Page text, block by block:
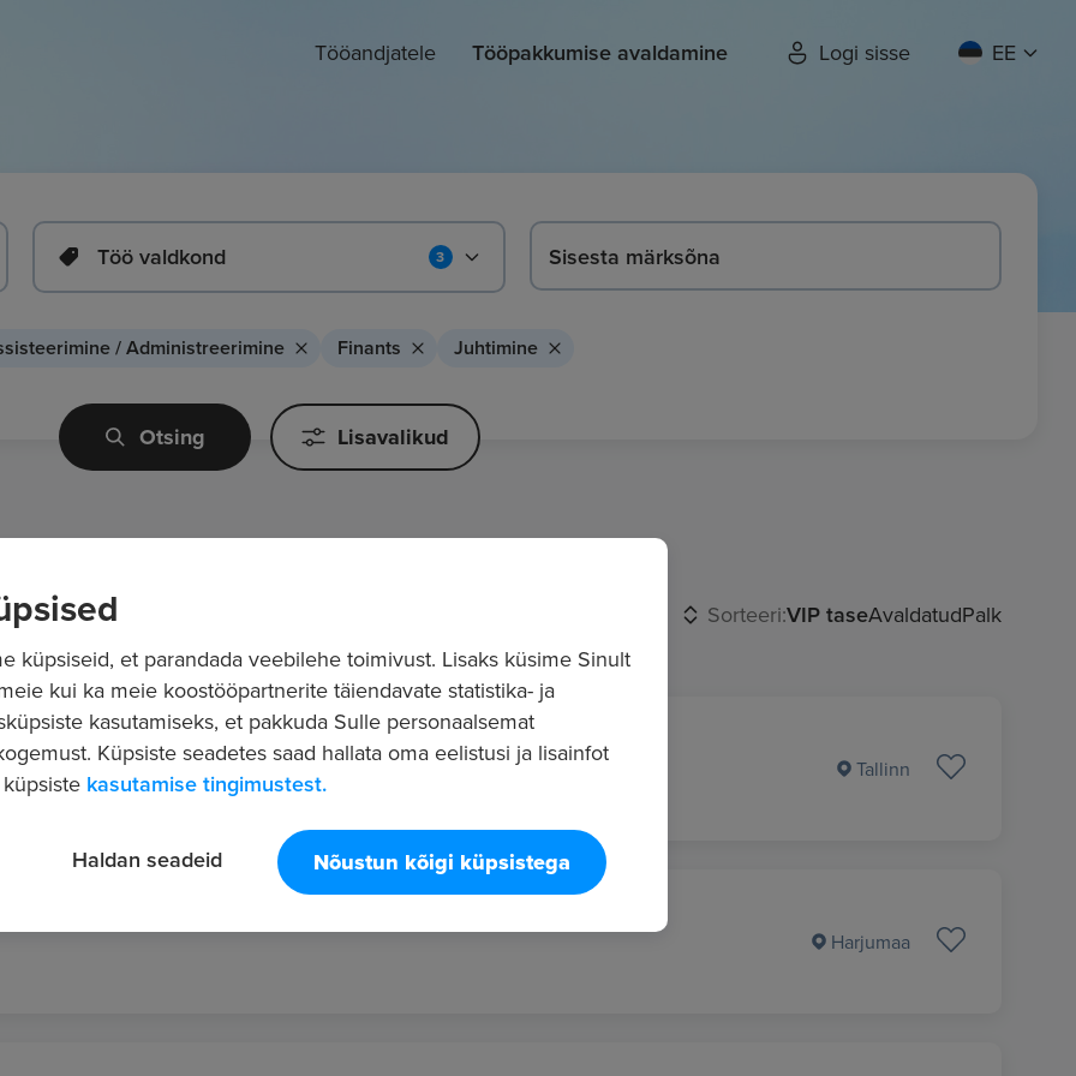
Tööandjatele Tööpakkumise avaldamine Logi sisse EE
Töö valdkond 3
/ Administreerimine Finants Juhtimine
Otsing Lisavalikud
Sorteeri:VIP taseAvaldatudPalk
Tallinn
Harjumaa
küpsiseid, et parandada veebilehe toimivust. Lisaks küsime Sinult
kui ka meie koostööpartnerite täiendavate statistika- ja
kasutamiseks, et pakkuda Sulle personaalsemat
Küpsiste seadetes saad hallata oma eelistusi ja lisainfot
kasutamise tingimustest.
Nõustun kõigi küpsistega
Haldan seadeid